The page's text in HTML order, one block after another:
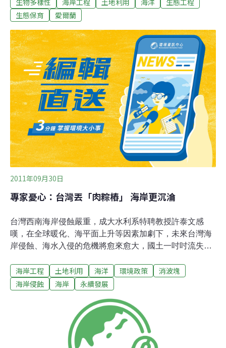
大小深淺不一的凹槽，可以在海水退去後，保留海水供生
歐洲海岸的計畫）與英國都市計畫，提到人工礁石與天然
礁石相比，表面結構簡單，沒有多餘的裂縫或孔隙滯留退
潮的海水，所以只有少數耐旱的生物能在結構簡單的人工
礁石上生長。因此，她設計出生物塊磚，提供海岸堤防或
人工護岸基質合適的環境給生物生長，讓人工化的海岸線
也能增加生物多樣性。凹陷的石槽結構除了保存海水，成
為潮池，也像口袋般提供生物穩定的棲息地。5月間，她
首次在愛爾蘭進行實驗，檢測蜂窩狀的表面是否能產生微
生
生態保育
愛爾蘭
2011年09月30日
專家憂心：台灣丟「肉粽樁」 海岸更沉淪
台灣西南海岸侵蝕嚴重，成大水利系特聘教授許泰文感
嘆，在全球暖化、海平面上升等因素加劇下，未來台灣海
岸侵蝕、海水入侵的危機將愈來愈大，國土一吋吋流失，
重，在堆滿俗稱「肉粽樁」的消波塊岸邊，幾乎看不見沙
灘，國內海岸侵蝕專家許泰文長期關注當地，他說「很難
消波塊往外至少有100公尺寬的美麗沙灘，短短幾十年就
消失不見。水利署第6河川局目前在船型屋南側興建突
堤，希望減緩海岸侵蝕，但許泰文並不看好，認為這只是
在有限經費下的權宜措施，因為突堤的經費較低，「但西
海岸工程 土地利用 海洋 環境政策
消波塊
海岸侵蝕
海岸 永續發展